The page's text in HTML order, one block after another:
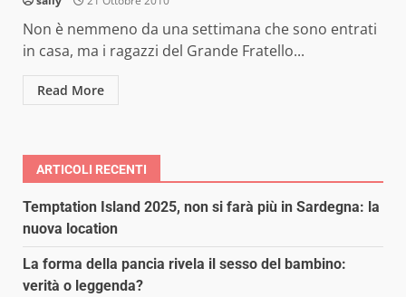
Non è nemmeno da una settimana che sono entrati
in casa, ma i ragazzi del Grande Fratello...
Read More
ARTICOLI RECENTI
Temptation Island 2025, non si farà più in Sardegna: la
nuova location
La forma della pancia rivela il sesso del bambino:
verità o leggenda?